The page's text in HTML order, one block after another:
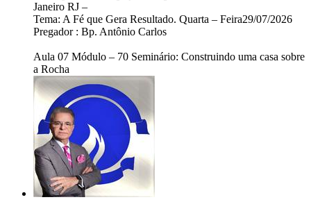
Janeiro RJ –
Tema: A Fé que Gera Resultado. Quarta – Feira29/07/2026
Pregador : Bp. Antônio Carlos
Aula 07 Módulo – 70 Seminário: Construindo uma casa sobre
a Rocha